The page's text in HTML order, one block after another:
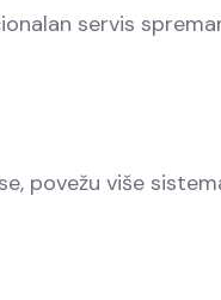
servis
povežu više